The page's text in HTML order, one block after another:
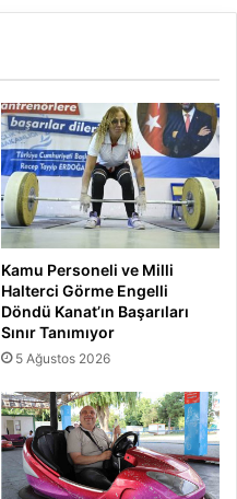
Kamu Personeli ve Milli
Halterci Görme Engelli
Döndü Kanat’ın Başarıları
Sınır Tanımıyor
5 Ağustos 2026